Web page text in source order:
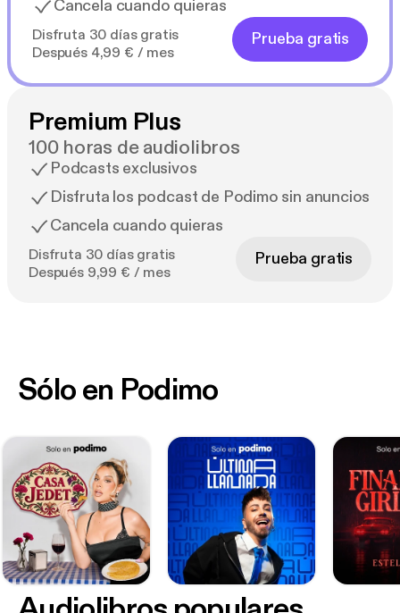
Cancela cuando quieras
Disfruta 30 días gratis
Después 4,99 € / mes
Prueba gratis
Premium Plus
100 horas de audiolibros
Podcasts exclusivos
Disfruta los podcast de Podimo sin anuncios
Cancela cuando quieras
Disfruta 30 días gratis
Después 9,99 € / mes
Prueba gratis
Sólo en Podimo